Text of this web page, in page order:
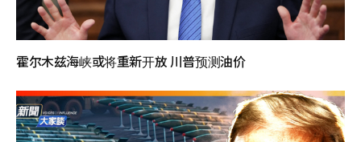
霍尔木兹海峡或将重新开放 川普预测油价